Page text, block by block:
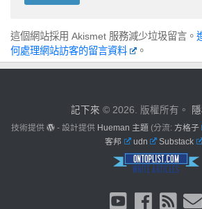
這個網站採用 Akismet 服務減少垃圾留言。
何處理網站訪客的留言資料
。
記下來 © 2026. 版權所有。
技術提供 - 設計提供 Hueman 主題 (分流: 方格子
客邦
udn Substack